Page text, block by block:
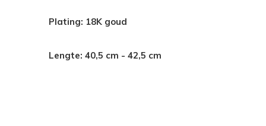
Plating: 18K goud
Lengte: 40,5 cm - 42,5 cm